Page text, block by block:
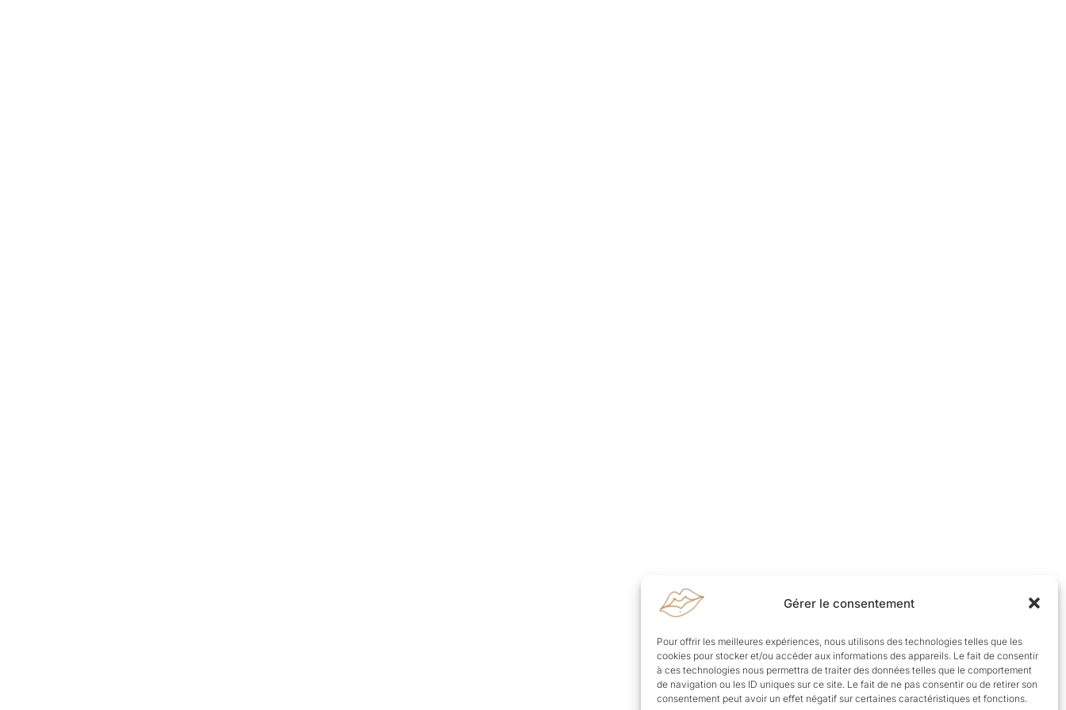
Gérer le consentement
Pour offrir les meilleures expériences, nous utilisons des technologies telles que les
cookies pour stocker et/ou accéder aux informations des appareils. Le fait de consentir
à ces technologies nous permettra de traiter des données telles que le comportement
de navigation ou les ID uniques sur ce site. Le fait de ne pas consentir ou de retirer son
consentement peut avoir un effet négatif sur certaines caractéristiques et fonctions.